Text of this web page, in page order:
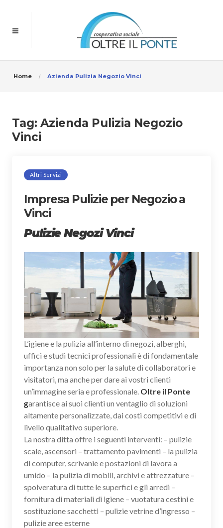
Home Azienda Pulizia Negozio Vinci
Tag: Azienda Pulizia Negozio
Vinci
Altri Servizi
Impresa Pulizie per Negozio a
Vinci
Pulizie Negozi Vinci
L’igiene e la pulizia all’interno di negozi, alberghi,
uffici e studi tecnici professionali è di fondamentale
importanza non solo per la salute di collaboratori e
visitatori, ma anche per dare ai vostri clienti
un’immagine seria e professionale. Oltre il Ponte
garantisce ai suoi clienti un ventaglio di soluzioni
altamente personalizzate, dai costi competitivi e di
livello qualitativo superiore.
La nostra ditta offre i seguenti interventi: – pulizie
scale, ascensori – trattamento pavimenti – la pulizia
di computer, scrivanie e postazioni di lavora a
umido – la pulizia di mobili, archivi e attrezzature –
spolveratura di tutte le superfici e gli arredi –
fornitura di materiali di igiene – vuotatura cestini e
sostituzione sacchetti – pulizie vetrine d’ingresso –
pulizie aree esterne